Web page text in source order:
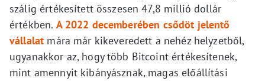
szálig értékesített összesen 47,8 millió dollár
értékben. A 2022 decemberében csődöt jelentő
vállalat mára már kikeveredett a nehéz helyzetből,
ugyanakkor az, hogy több Bitcoint értékesítenek,
mint amennyit kibányásznak, magas előállítási